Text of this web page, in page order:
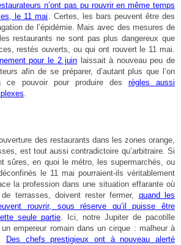
n’ont pas pu rouvrir en même temps
le 11 mai . Certes, les bars peuvent être des
de l’épidémie. Mais avec des mesures de
restaurants ne sont pas plus dangereux que
restés ouverts, ou qui ont rouvert le 11 mai.
pour le 2 juin laissait à nouveau peu de
afin de se préparer, d’autant plus que l’on
ce pouvoir pour produire des règles aussi
.
des restaurants dans les zones orange,
est tout aussi contradictoire qu’arbitraire. Si
sûres, en quoi le métro, les supermarchés, ou
le 11 mai pourraient-ils véritablement
la profession dans une situation effarante où
terrasses, doivent rester fermer, quand les
rouvrir, sous réserve qu’il puisse être
seule partie. Ici, notre Jupiter de pacotille
empereur romain dans un cirque : malheur à
Des chefs prestigieux ont à nouveau alerté